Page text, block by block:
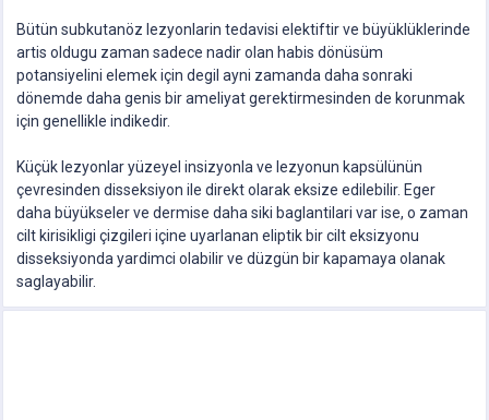
Bütün subkutanöz lezyonlarin tedavisi elektiftir ve büyüklüklerinde
artis oldugu zaman sadece nadir olan habis dönüsüm
potansiyelini elemek için degil ayni zamanda daha sonraki
dönemde daha genis bir ameliyat gerektirmesinden de korunmak
için genellikle indikedir.
Küçük lezyonlar yüzeyel insizyonla ve lezyonun kapsülünün
çevresinden disseksiyon ile direkt olarak eksize edilebilir. Eger
daha büyükseler ve dermise daha siki baglantilari var ise, o zaman
cilt kirisikligi çizgileri içine uyarlanan eliptik bir cilt eksizyonu
disseksiyonda yardimci olabilir ve düzgün bir kapamaya olanak
saglayabilir.